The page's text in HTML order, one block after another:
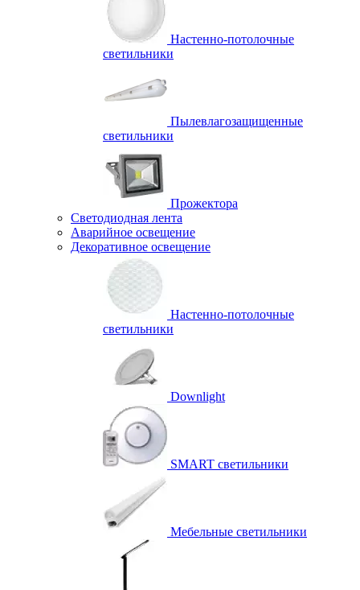
Настенно-потолочные
светильники
Пылевлагозащищенные
светильники
Прожектора
Светодиодная лента
Аварийное освещение
Декоративное освещение
Настенно-потолочные
светильники
Downlight
SMART светильники
Мебельные светильники